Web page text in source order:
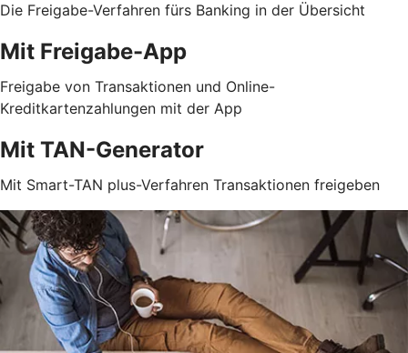
Die Freigabe-Verfahren fürs Banking in der Übersicht
Mit Freigabe-App
Freigabe von Transaktionen und Online-
Kreditkartenzahlungen mit der App
Mit TAN-Generator
Mit Smart-TAN plus-Verfahren Transaktionen freigeben